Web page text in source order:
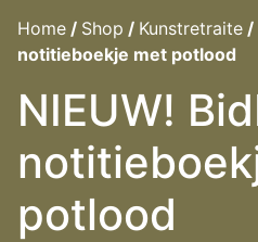
Home / Shop / Kunstretraite /
notitieboekje met potlood
NIEUW!
potlood